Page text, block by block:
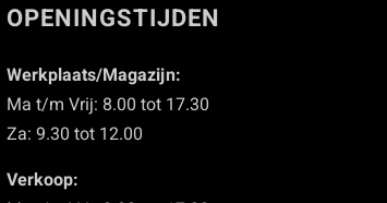
OPENINGSTIJDEN
Werkplaats/Magazijn:
Ma t/m Vrij: 8.00 tot 17.30
Za: 9.30 tot 12.00
Verkoop: